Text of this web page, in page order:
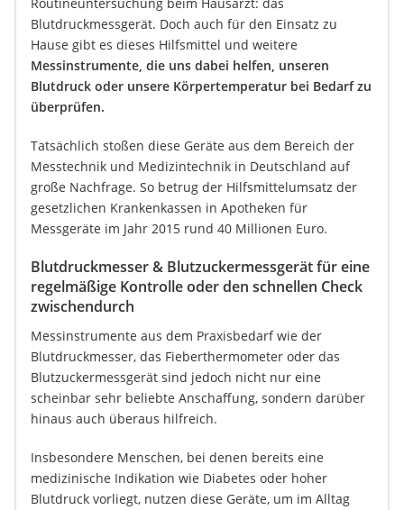
Routineuntersuchung beim Hausarzt: das
Blutdruckmessgerät. Doch auch für den Einsatz zu
Hause gibt es dieses Hilfsmittel und weitere
Messinstrumente, die uns dabei helfen, unseren
Blutdruck oder unsere Körpertemperatur bei Bedarf zu
überprüfen.
Tatsächlich stoßen diese Geräte aus dem Bereich der
Messtechnik und Medizintechnik in Deutschland auf
große Nachfrage. So betrug der Hilfsmittelumsatz der
gesetzlichen Krankenkassen in Apotheken für
Messgeräte im Jahr 2015 rund 40 Millionen Euro.
Blutdruckmesser & Blutzuckermessgerät für eine
regelmäßige Kontrolle oder den schnellen Check
zwischendurch
Messinstrumente aus dem Praxisbedarf wie der
Blutdruckmesser, das Fieberthermometer oder das
Blutzuckermessgerät sind jedoch nicht nur eine
scheinbar sehr beliebte Anschaffung, sondern darüber
hinaus auch überaus hilfreich.
Insbesondere Menschen, bei denen bereits eine
medizinische Indikation wie Diabetes oder hoher
Blutdruck vorliegt, nutzen diese Geräte, um im Alltag